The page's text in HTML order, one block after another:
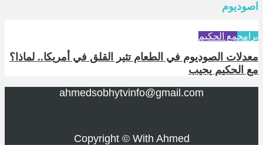
اصوديوم
برامجمع الحكيم
معدلات الصوديوم في الطعام تثير القلق في أمريكا.. لماذا؟
مع الحكيم يجيب
ahmedsobhytvinfo@gmail.com
Copyright © With Ahmed